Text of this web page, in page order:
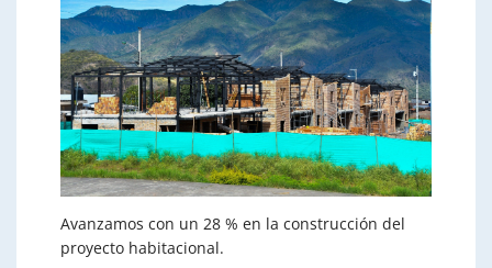
Avanzamos con un 28 % en la construcción del
proyecto habitacional.